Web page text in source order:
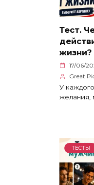
Тест.
жизни?
17/06/
Great
У
желания,
ТЕСТЫ